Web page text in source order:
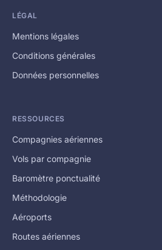
LÉGAL
Mentions légales
Conditions générales
Données personnelles
RESSOURCES
Compagnies aériennes
Vols par compagnie
Baromètre ponctualité
Méthodologie
Aéroports
Routes aériennes